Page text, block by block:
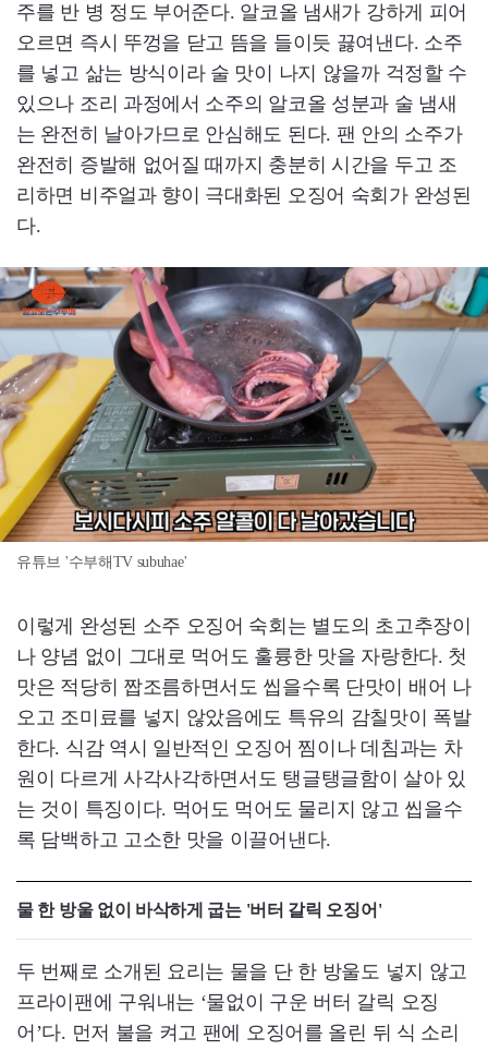
주를 반 병 정도 부어준다. 알코올 냄새가 강하게 피어
오르면 즉시 뚜껑을 닫고 뜸을 들이듯 끓여낸다. 소주
를 넣고 삶는 방식이라 술 맛이 나지 않을까 걱정할 수
있으나 조리 과정에서 소주의 알코올 성분과 술 냄새
는 완전히 날아가므로 안심해도 된다. 팬 안의 소주가
완전히 증발해 없어질 때까지 충분히 시간을 두고 조
리하면 비주얼과 향이 극대화된 오징어 숙회가 완성된
다.
유튜브 '수부해TV subuhae'
이렇게 완성된 소주 오징어 숙회는 별도의 초고추장이
나 양념 없이 그대로 먹어도 훌륭한 맛을 자랑한다. 첫
맛은 적당히 짭조름하면서도 씹을수록 단맛이 배어 나
오고 조미료를 넣지 않았음에도 특유의 감칠맛이 폭발
한다. 식감 역시 일반적인 오징어 찜이나 데침과는 차
원이 다르게 사각사각하면서도 탱글탱글함이 살아 있
는 것이 특징이다. 먹어도 먹어도 물리지 않고 씹을수
록 담백하고 고소한 맛을 이끌어낸다.
물 한 방울 없이 바삭하게 굽는 '버터 갈릭 오징어'
두 번째로 소개된 요리는 물을 단 한 방울도 넣지 않고
프라이팬에 구워내는 ‘물없이 구운 버터 갈릭 오징
어’다. 먼저 불을 켜고 팬에 오징어를 올린 뒤 식 소리